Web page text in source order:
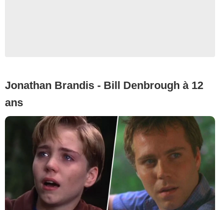
Jonathan Brandis - Bill Denbrough à 12
ans